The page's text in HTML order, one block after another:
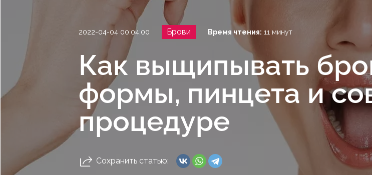
2022-04-04 00:04:00 Брови Время чтения: 11 минут
Как выщипывать
формы, пинцета и
процедуре
Сохранить статью: